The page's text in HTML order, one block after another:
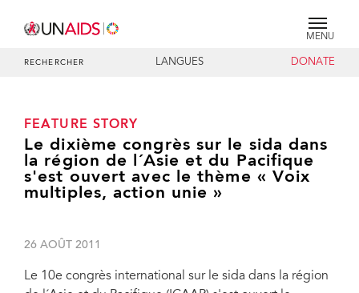
MENU
RECHERCHER LANGUES DONATE
FEATURE STORY
Le dixième congrès sur le sida dans
la région de l´Asie et du Pacifique
s'est ouvert avec le thème « Voix
multiples, action unie »
26 AOÛT 2011
Le 10e congrès international sur le sida dans la région